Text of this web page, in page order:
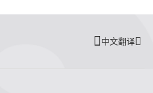
中文翻译